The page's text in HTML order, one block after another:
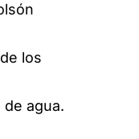
los
agua.